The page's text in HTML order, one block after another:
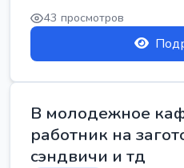
43 просмотров
В молодежное
работник на
сэндвичи и тд